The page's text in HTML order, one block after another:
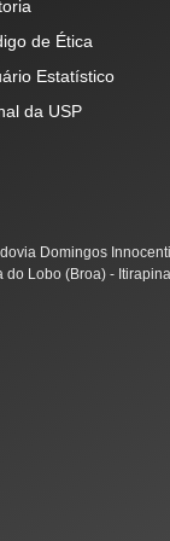
de Ética
Estatístico
da USP
Domingos
do Lobo (Broa) -